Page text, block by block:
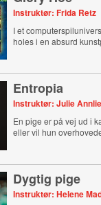
Instruktør: Frida Retz
I et
holes i en absurd
Entropia
Instruktør: Julie
En pige er på vej ud i
eller vil hun
Dygtig pige
Instruktør: Helene